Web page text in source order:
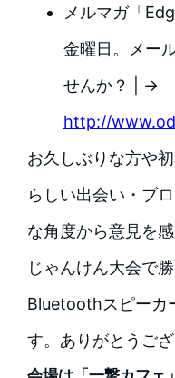
メルマガ「
金曜日。メー
せんか？ | →
http://
お久しぶりな方や
らしい出会い・ブ
な角度から意見を
じゃんけん大会で
Bluetoothスピーカ
す。ありがとうござ